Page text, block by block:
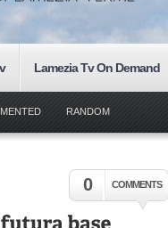
Lamezia Tv On Demand
RANDOM
0 COMMENTS